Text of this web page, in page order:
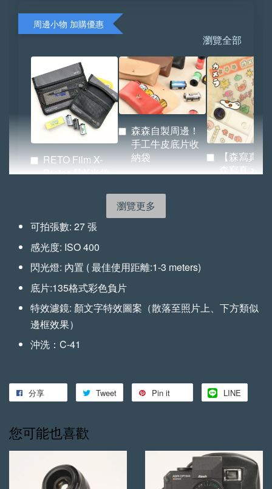
周邊小物 加購優惠
瀏覽全部
RETO Film X-
Protec 防X光袋
NT$ 855
NT$ 950
-
森森自製周邊！
手工牛皮底片收
納袋
【森寫真機
森寫真 x
手工植鞣牛皮傘繩背帶 加購優惠
瀏覽更多
可拍張數: 27 張
感光度: ISO 400
閃光燈: 內置 ( 最佳使用距離:1-3 meters)
底片:135格式彩色負片
特效濾鏡: 顏文字特效圖案（散落至照片上、下方類似
邊框效果）
沖洗：C-41
分享 Tweet Pin it LINE
您可能也喜歡